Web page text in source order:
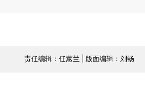
责任编辑：任蕙兰 | 版面编辑：刘畅